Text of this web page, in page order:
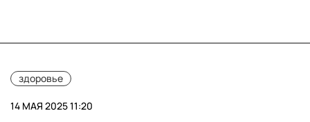
здоровье
14 МАЯ 2025 11:20